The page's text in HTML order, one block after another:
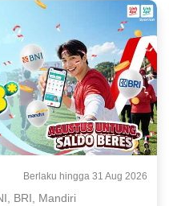
Berlaku hingga 31 Aug 2026
BRI, Mandiri